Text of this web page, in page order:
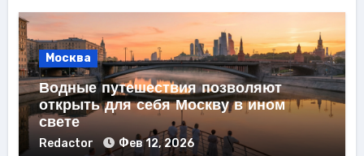
Москва
Водные путешествия позволяют
открыть для себя Москву в ином
свете
Redactor Фев 12, 2026